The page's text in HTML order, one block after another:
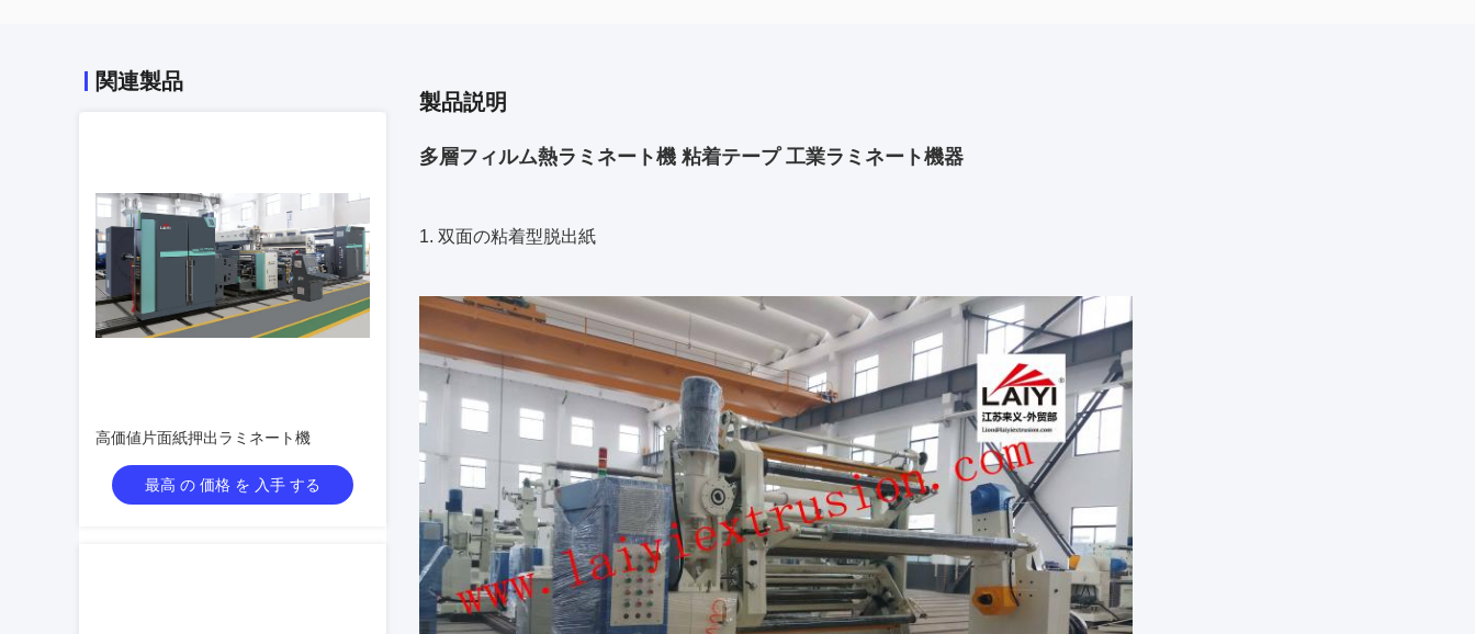
関連製品
高価値片面紙押出ラミネート機
最高 の 価格 を 入手 する
製品説明
多層フィルム熱ラミネート機 粘着テープ 工業ラミネート機器
1. 双面の粘着型脱出紙